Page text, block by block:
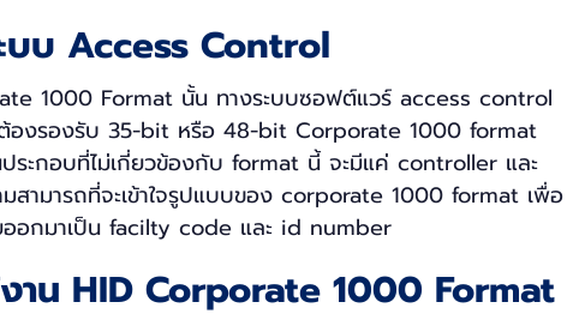
บ Access Control
1000 Format นั้น ทางระบบซอฟต์แวร์ access control
งรองรับ 35-bit หรือ 48-bit Corporate 1000 format
ประกอบที่ไม่เกี่ยวข้องกับ format นี้ จะมีแค่ controller และ
สามารถที่จะเข้าใจรูปแบบของ corporate 1000 format เพื่อ
อกมาเป็น facilty code และ id number
งาน HID Corporate 1000 Format